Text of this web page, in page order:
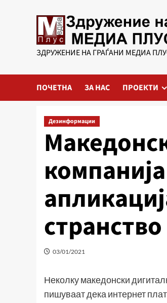
ЗДРУЖЕНИЕ НА ГРАЃАНИ МЕДИА
ПОЧЕТНА ЗА НАС ПРОЕКТИ
Дезинформации
странство
03/01/2021
Неколку македонски
пишуваат дека интернет